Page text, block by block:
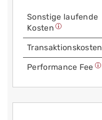
Sonstige laufende
Kosten
Trans­aktions­kosten
Performance Fee